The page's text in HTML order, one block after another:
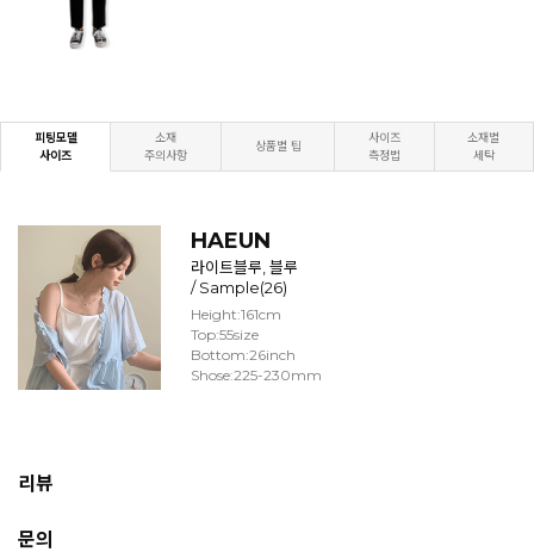
피팅모델
사이즈
소재
주의사항
상품별 팁
사이즈
측정법
소재별
세탁
HAEUN
라이트블루, 블루
/ Sample(26)
Height:161cm
Top:55size
Bottom:26inch
Shose:225-230mm
리뷰
문의